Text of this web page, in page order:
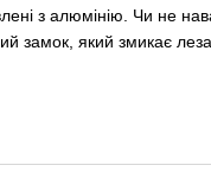
з алюмінію. Чи не
замок, який змикає леза